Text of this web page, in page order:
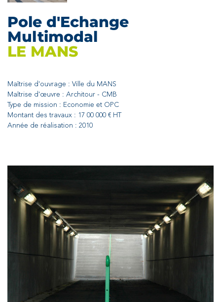
Pole d'Echange
Multimodal
LE MANS
Maîtrise d'ouvrage : Ville du MANS
Maîtrise d'œuvre : Architour - CMB
Type de mission : Economie et OPC
Montant des travaux : 17 00 000 € HT
Année de réalisation : 2010